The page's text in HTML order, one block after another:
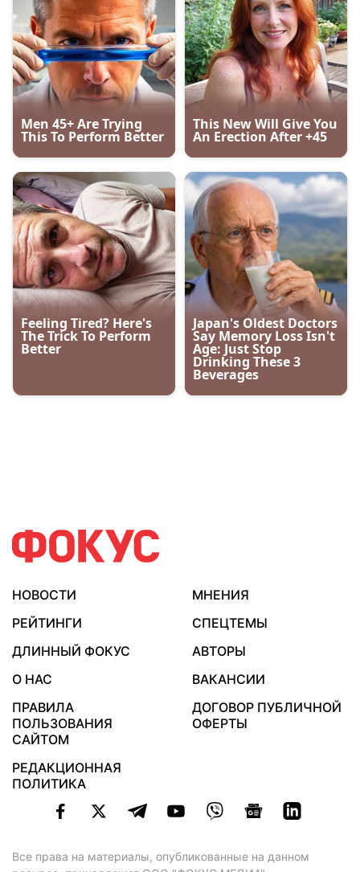
НОВОСТИ
МНЕНИЯ
РЕЙТИНГИ
СПЕЦТЕМЫ
ДЛИННЫЙ ФОКУС
АВТОРЫ
О НАС
ВАКАНСИИ
ПРАВИЛА
ПОЛЬЗОВАНИЯ
САЙТОМ
ДОГОВОР ПУБЛИЧНОЙ
ОФЕРТЫ
РЕДАКЦИОННАЯ
ПОЛИТИКА
Все права на материалы, опубликованные на данном